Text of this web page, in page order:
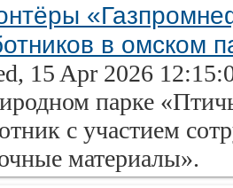
в омском
15 Apr 2026
парке
с участием
материалы».